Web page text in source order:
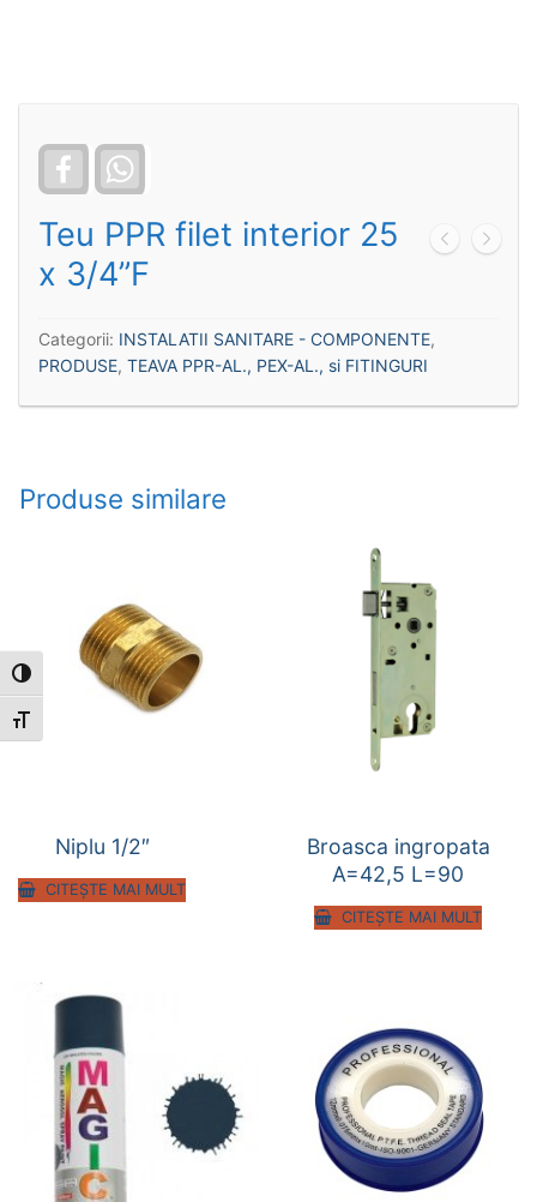
Toggle High Contrast
Toggle Font size
Facebook
Teu PPR filet interior 25
x 3/4”F
Categorii: INSTALATII SANITARE - COMPONENTE,
PRODUSE, TEAVA PPR-AL., PEX-AL., si FITINGURI
Produse similare
Niplu 1/2″
CITEȘTE MAI MULT
Broasca ingropata
A=42,5 L=90
CITEȘTE MAI MULT